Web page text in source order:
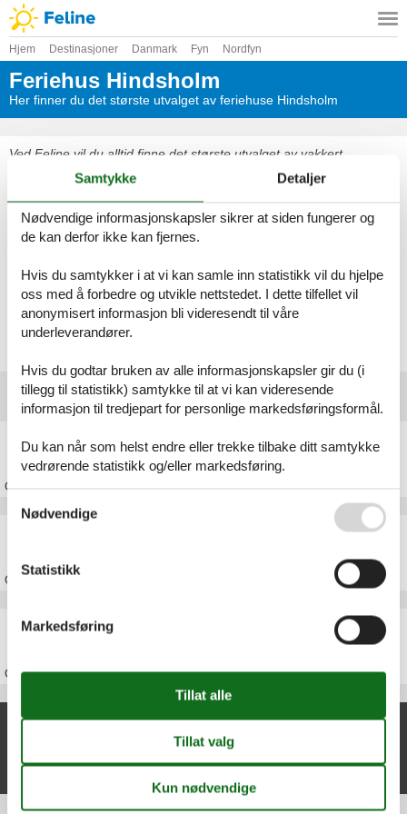
Hjem Destinasjoner Danmark Fyn Nordfyn
Feriehus Hindsholm
Her finner du det største utvalget av feriehuse Hindsholm
Ved Feline vil du alltid finne det største utvalget av vakkert
beliggende feriehuse Hindsholm. Bestill enkelt og sikkert på nettet
eller kontakt oss, hvis du har spørsmål.
Velg mellom 72 feriehus
feriehus Hindsholm
Velg mellom 72 feriehus
Foreldre toppartikler
Om
OmFyn
Feriehus Danmark
OmDanmark
Nylige artikler om Hindsholm
Feriehus Hindsholm
Samtykke Detaljer
Nødvendige informasjonskapsler sikrer at siden fungerer og
de kan derfor ikke kan fjernes.
Hvis du samtykker i at vi kan samle inn statistikk vil du hjelpe
oss med å forbedre og utvikle nettstedet. I dette tilfellet vil
anonymisert informasjon bli videresendt til våre
underleverandører.
Hvis du godtar bruken av alle informasjonskapsler gir du (i
tillegg til statistikk) samtykke til at vi kan videresende
informasjon til tredjepart for personlige markedsføringsformål.
Du kan når som helst endre eller trekke tilbake ditt samtykke
vedrørende statistikk og/eller markedsføring.
Nødvendige
Statistikk
Markedsføring